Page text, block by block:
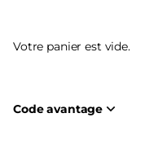
Votre panier est vide.
Code avantage